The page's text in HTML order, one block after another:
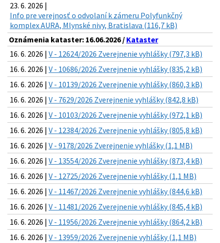
23. 6. 2026 |
Info pre verejnosť o odvolaní k zámeru Polyfunkčný
komplex AURA, Mlynské nivy, Bratislava (116,7 kB)
Oznámenia kataster: 16.06.2026 / Kataster
16. 6. 2026 | V - 12624/2026 Zverejnenie vyhlášky (797,3 kB)
16. 6. 2026 | V - 10686/2026 Zverejnenie vyhlášky (835,2 kB)
16. 6. 2026 | V - 10139/2026 Zverejnenie vyhlášky (860,3 kB)
16. 6. 2026 | V - 7629/2026 Zverejnenie vyhlášky (842,8 kB)
16. 6. 2026 | V - 10103/2026 Zverejnenie vyhlášky (972,1 kB)
16. 6. 2026 | V - 12384/2026 Zverejnenie vyhlášky (805,8 kB)
16. 6. 2026 | V - 9178/2026 Zverejnenie vyhlášky (1,1 MB)
16. 6. 2026 | V - 13554/2026 Zverejnenie vyhlášky (873,4 kB)
16. 6. 2026 | V - 12725/2026 Zverejnenie vyhlášky (1,1 MB)
16. 6. 2026 | V - 11467/2026 Zverejnenie vyhlášky (844,6 kB)
16. 6. 2026 | V - 11481/2026 Zverejnenie vyhlášky (845,4 kB)
16. 6. 2026 | V - 11956/2026 Zverejnenie vyhlášky (864,2 kB)
16. 6. 2026 | V - 13959/2026 Zverejnenie vyhlášky (1,1 MB)